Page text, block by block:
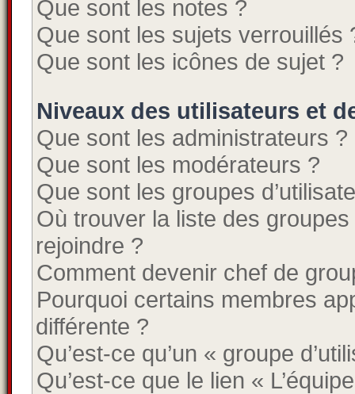
Que sont les notes ?
Que sont les sujets verrouillés
Que sont les icônes de sujet ?
Niveaux des utilisateurs et
Que sont les administrateurs ?
Que sont les modérateurs ?
Que sont les groupes
Où trouver la liste des
rejoindre ?
Comment devenir chef de
Pourquoi certains membres
différente ?
Qu’est-ce qu’un « groupe
Qu’est-ce que le lien «